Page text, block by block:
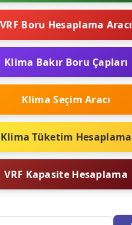
VRF Boru Hesaplama Aracı
Klima Bakır Boru Çapları
Klima Seçim Aracı
Klima Tüketim Hesaplama
VRF Kapasite Hesaplama